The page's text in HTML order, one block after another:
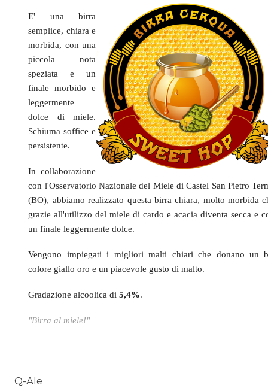
E' una birra
semplice, chiara e
morbida, con una
piccola nota
speziata e un
finale morbido e
leggermente
dolce di miele.
Schiuma soffice e
persistente.
In collaborazione
con l'Osservatorio Nazionale del Miele di Castel San Pietro
(BO), abbiamo realizzato questa birra chiara, molto morbida
grazie all'utilizzo del miele di cardo e acacia diventa secca e
un finale leggermente dolce.
Vengono impiegati i migliori malti chiari che donano un
colore giallo oro e un piacevole gusto di malto.
Gradazione alcoolica di5,4%.
"Birra al miele!"
Q-Ale